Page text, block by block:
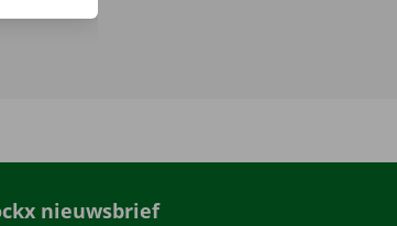
nieuwsbrief